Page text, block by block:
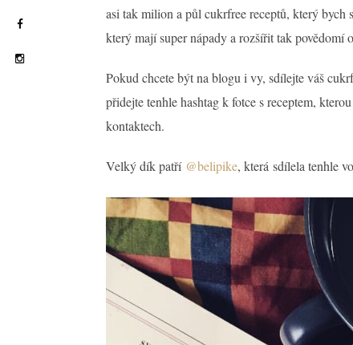
asi tak milion a půl cukrfree receptů, který bych
který mají super nápady a rozšířit tak povědomí
Pokud chcete být na blogu i vy, sdílejte váš
přidejte tenhle hashtag k fotce s receptem,
kontaktech.
Velký dík patří @belipike, která sdílela tenhle